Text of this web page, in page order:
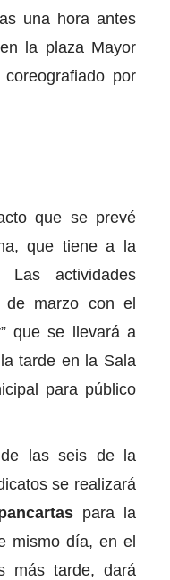
una hora antes
la plaza Mayor
por
que se prevé
que tiene a la
Las actividades
de marzo con el
que se llevará a
tarde en la Sala
para público
las seis de la
se realizará
para la
mismo día, en el
más tarde, dará